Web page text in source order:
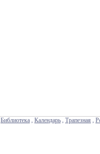
Библиотека , Календарь , Трапезная ,